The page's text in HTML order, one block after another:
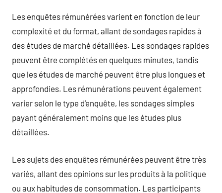
Les enquêtes rémunérées varient en fonction de leur
complexité et du format, allant de sondages rapides à
des études de marché détaillées. Les sondages rapides
peuvent être complétés en quelques minutes, tandis
que les études de marché peuvent être plus longues et
approfondies. Les rémunérations peuvent également
varier selon le type d’enquête, les sondages simples
payant généralement moins que les études plus
détaillées.
Les sujets des enquêtes rémunérées peuvent être très
variés, allant des opinions sur les produits à la politique
ou aux habitudes de consommation. Les participants